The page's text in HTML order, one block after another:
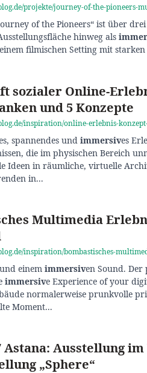
projekte/journey-of-the-pioneers-
of the Pioneers“ ist über
hinweg als
filmischen Setting mit
sozialer Online-
und 5 Konzepte
inspiration/online-erlebnis-
spannendes und immersives
die im physischen Bereich
Ideen in räumliche, virtuelle
in...
Multimedia
inspiration/bombastisches-
einem immersiven Sound. Der
immersive Experience of your
normalerweise prunkvolle
Moment...
Astana: Ausstellung
„Sphere“